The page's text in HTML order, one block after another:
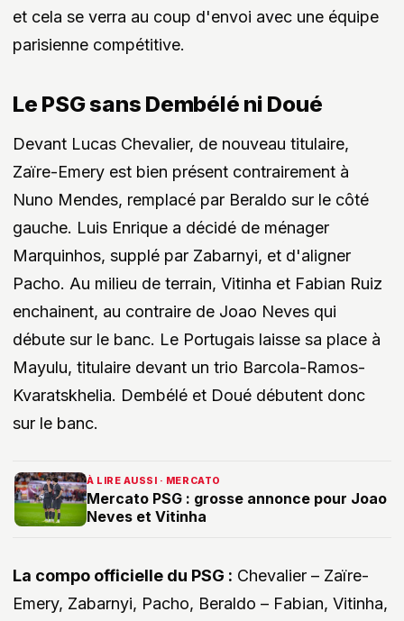
et cela se verra au coup d'envoi avec une équipe
parisienne compétitive.
Le PSG sans Dembélé ni Doué
Devant Lucas Chevalier, de nouveau titulaire,
Zaïre-Emery est bien présent contrairement à
Nuno Mendes, remplacé par Beraldo sur le côté
gauche. Luis Enrique a décidé de ménager
Marquinhos, supplé par Zabarnyi, et d'aligner
Pacho. Au milieu de terrain, Vitinha et Fabian Ruiz
enchainent, au contraire de Joao Neves qui
débute sur le banc. Le Portugais laisse sa place à
Mayulu, titulaire devant un trio Barcola-Ramos-
Kvaratskhelia. Dembélé et Doué débutent donc
sur le banc.
À LIRE AUSSI · MERCATO
Mercato PSG : grosse annonce pour Joao
Neves et Vitinha
La compo officielle du PSG : Chevalier – Zaïre-
Emery, Zabarnyi, Pacho, Beraldo – Fabian, Vitinha,